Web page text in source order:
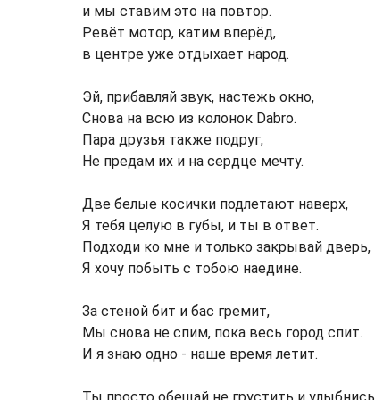
и мы ставим это на повтор.
Ревёт мотор, катим вперёд,
в центре уже отдыхает народ.
Эй, прибавляй звук, настежь окно,
Снова на всю из колонок Dabro.
Пара друзья также подруг,
Не предам их и на сердце мечту.
Две белые косички подлетают наверх,
Я тебя целую в губы, и ты в ответ.
Подходи ко мне и только закрывай дверь,
Я хочу побыть с тобою наедине.
За стеной бит и бас гремит,
Мы снова не спим, пока весь город спит.
И я знаю одно - наше время летит.